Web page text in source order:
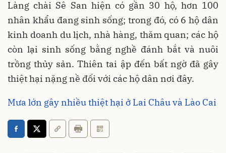
Làng chài Sê San hiện có gần 30 hộ, hơn 100
nhân khẩu đang sinh sống; trong đó, có 6 hộ dân
kinh doanh du lịch, nhà hàng, thăm quan; các hộ
còn lại sinh sống bằng nghề đánh bắt và nuôi
trồng thủy sản. Thiên tai ập đến bất ngờ đã gây
thiệt hại nặng nề đối với các hộ dân nơi đây.
Mưa lớn gây nhiều thiệt hại ở Lai Châu và Lào Cai